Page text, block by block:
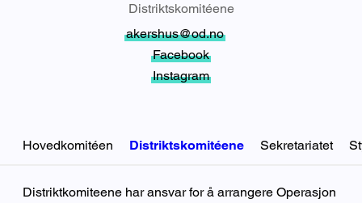
Distriktskomitéene
akershus@od.no
Facebook
Instagram
Hovedkomitéen Distriktskomitéene Sekretariatet
Distriktskomitéene
Distriktkomiteene har ansvar for å arrangere Operasjon